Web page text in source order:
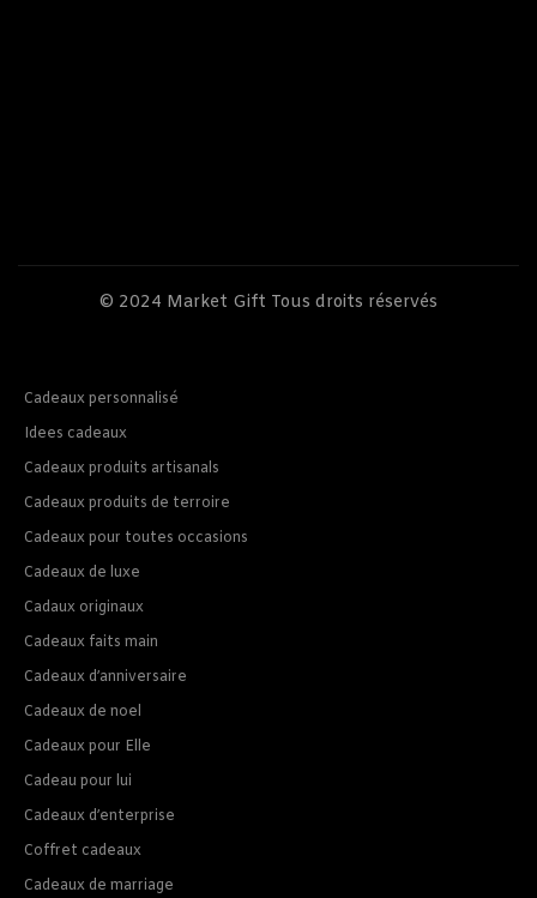
© 2024 Market Gift Tous droits réservés
Cadeaux personnalisé
Idees cadeaux
Cadeaux produits artisanals
Cadeaux produits de terroire
Cadeaux pour toutes occasions
Cadeaux de luxe
Cadaux originaux
Cadeaux faits main
Cadeaux d’anniversaire
Cadeaux de noel
Cadeaux pour Elle
Cadeau pour lui
Cadeaux d’enterprise
Coffret cadeaux
Cadeaux de marriage